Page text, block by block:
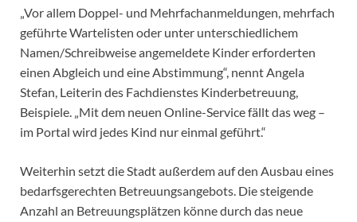
„Vor allem Doppel- und Mehrfachanmeldungen, mehrfach
geführte Wartelisten oder unter unterschiedlichem
Namen/Schreibweise angemeldete Kinder erforderten
einen Abgleich und eine Abstimmung“, nennt Angela
Stefan, Leiterin des Fachdienstes Kinderbetreuung,
Beispiele. „Mit dem neuen Online-Service fällt das weg –
im Portal wird jedes Kind nur einmal geführt.“
Weiterhin setzt die Stadt außerdem auf den Ausbau eines
bedarfsgerechten Betreuungsangebots. Die steigende
Anzahl an Betreuungsplätzen könne durch das neue